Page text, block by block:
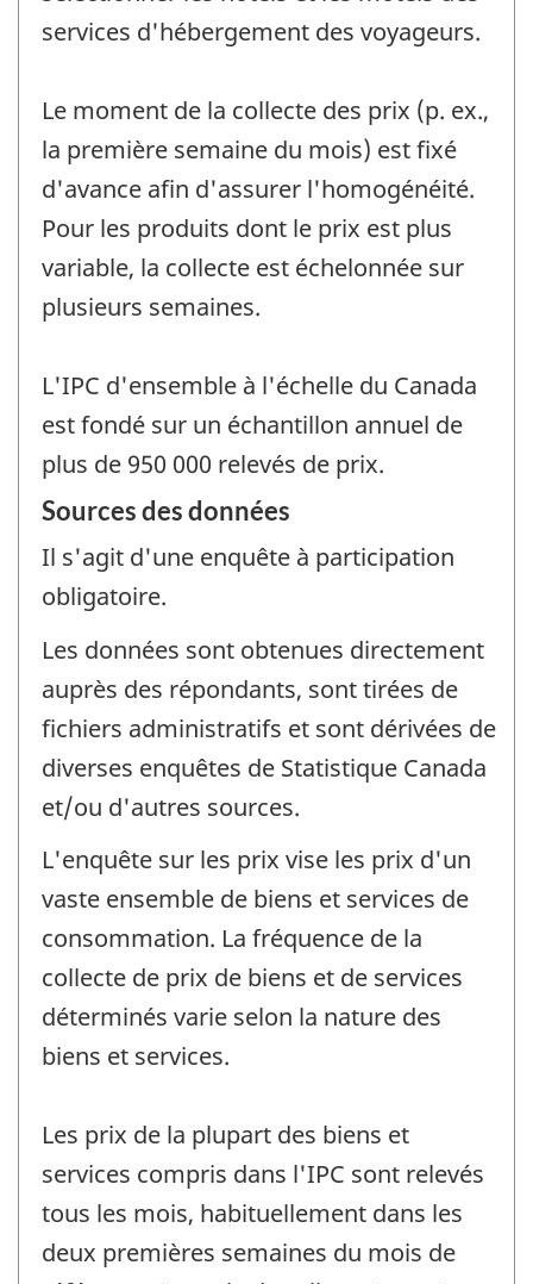
services d'hébergement des voyageurs.
Le moment de la collecte des prix (p. ex.,
la première semaine du mois) est fixé
d'avance afin d'assurer l'homogénéité.
Pour les produits dont le prix est plus
variable, la collecte est échelonnée sur
plusieurs semaines.
L'IPC d'ensemble à l'échelle du Canada
est fondé sur un échantillon annuel de
plus de 950 000 relevés de prix.
Sources des données
Il s'agit d'une enquête à participation
obligatoire.
Les données sont obtenues directement
auprès des répondants, sont tirées de
fichiers administratifs et sont dérivées de
diverses enquêtes de Statistique Canada
et/ou d'autres sources.
L'enquête sur les prix vise les prix d'un
vaste ensemble de biens et services de
consommation. La fréquence de la
collecte de prix de biens et de services
déterminés varie selon la nature des
biens et services.
Les prix de la plupart des biens et
services compris dans l'IPC sont relevés
tous les mois, habituellement dans les
deux premières semaines du mois de